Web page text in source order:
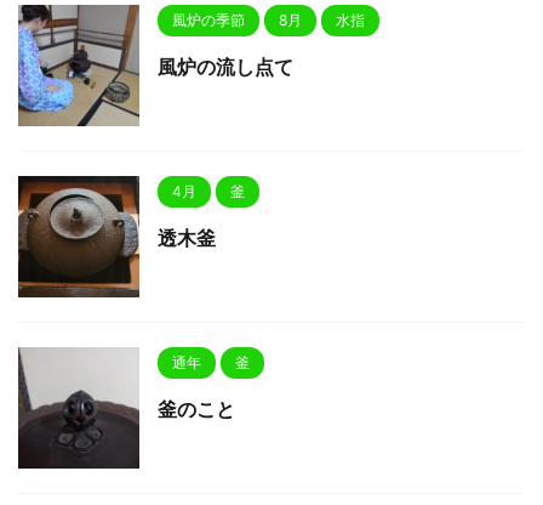
風炉の季節 8月 水指
風炉の流し点て
4月 釜
透木釜
通年 釜
釜のこと